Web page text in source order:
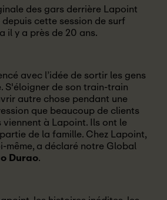
des gars derrière Lapoint
cette session de surf
il y a près de 20 ans.
avec l’idée de sortir les gens
S'éloigner de son train-train
autre chose pendant une
que beaucoup de clients
à Lapoint. Ils ont le
de la famille. Chez Lapoint,
même, a déclaré notre Global
Durao.